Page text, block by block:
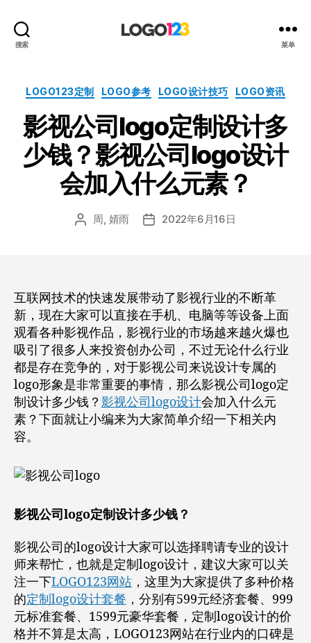
搜索
设
计
博
客
菜单
分
LOGO123定制 LOGO参考 LOGO设计技巧 LOGO资讯
影视公司logo定制设计多
少钱？影视公司logo设计
会加入什么元素？
文
周, 婧雨
发 2022年6月16日
互联网技术的快速发展带动了影视行业的不断革
新，现在大家可以直接在手机、电脑等等设备上面
观看各种影视作品，影视行业的市场越来越火爆也
吸引了很多人来投资创办公司，不过无论什么行业
都是存在竞争的，对于影视公司来说设计专属的
logo形象是非常重要的事情，那么影视公司logo定
制设计多少钱？ 影视公司logo设计会加入什么元
素？下面就让小编来为大家简单介绍一下相关内
容。
影视公司logo定制设计多少钱？
影视公司的logo设计大家可以选择聘请专业的设计
师来帮忙，也就是定制logo设计，建议大家可以关
注一下LOGO123网站 ，这里为大家提供了多种价格
的定制logo设计套餐 ，分别有599元经济套餐、999
元标准套餐、1599元豪华套餐，定制logo设计的价
格并不算是太高，LOGO123网站在行业内的口碑是